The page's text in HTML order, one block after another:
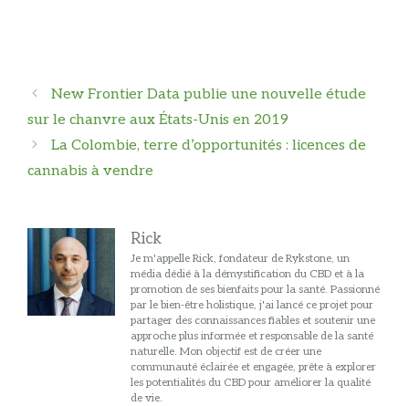
Navigation
des
articles
New Frontier Data publie une nouvelle étude
sur le chanvre aux États-Unis en 2019
La Colombie, terre d’opportunités : licences de
cannabis à vendre
Rick
Je m'appelle Rick, fondateur de Rykstone, un
média dédié à la démystification du CBD et à la
promotion de ses bienfaits pour la santé. Passionné
par le bien-être holistique, j'ai lancé ce projet pour
partager des connaissances fiables et soutenir une
approche plus informée et responsable de la santé
naturelle. Mon objectif est de créer une
communauté éclairée et engagée, prête à explorer
les potentialités du CBD pour améliorer la qualité
de vie.